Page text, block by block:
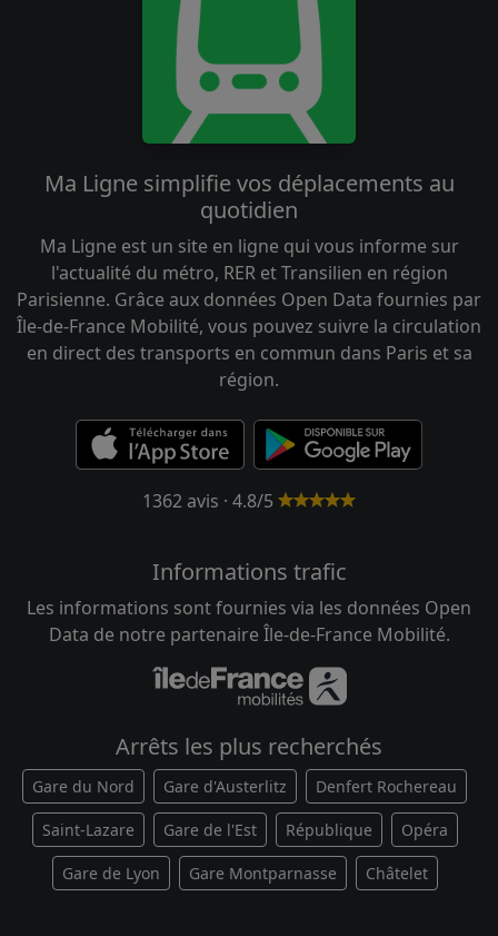
Ma Ligne simplifie vos déplacements au
quotidien
Ma Ligne est un site en ligne qui vous informe sur
l'actualité du métro, RER et Transilien en région
Parisienne. Grâce aux données Open Data fournies par
Île-de-France Mobilité, vous pouvez suivre la circulation
en direct des transports en commun dans Paris et sa
région.
1362 avis · 4.8/5
Informations trafic
Les informations sont fournies via les données Open
Data de notre partenaire Île-de-France Mobilité.
Arrêts les plus recherchés
Gare du Nord Gare d'Austerlitz Denfert Rochereau
Saint-Lazare Gare de l'Est République Opéra
Gare de Lyon Gare Montparnasse Châtelet